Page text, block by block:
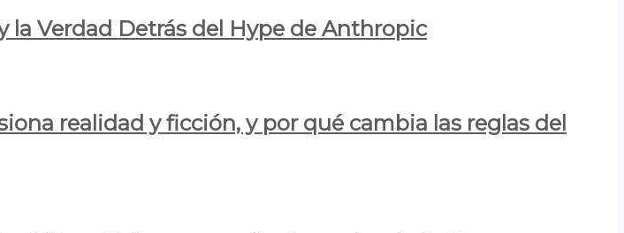
la Verdad Detrás del Hype de Anthropic
realidad y ficción, y por qué cambia las reglas del